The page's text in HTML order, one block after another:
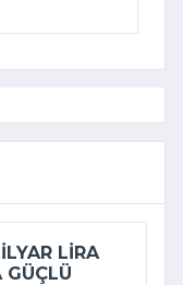
LIRA
GÜÇLÜ